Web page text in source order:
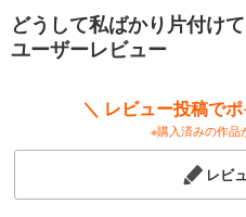
やがて少しずつ、家族へのちょっ
した物から整えることを始めました。
自分の手で空間を整えることで、自
「今日も整った」と自分にそっと声
なく、自分を整える習慣へと変わり
どうして私ばかり片付け
ユーザーレビュー
＼ レビュー投稿で
※購入済みの作品
レビ